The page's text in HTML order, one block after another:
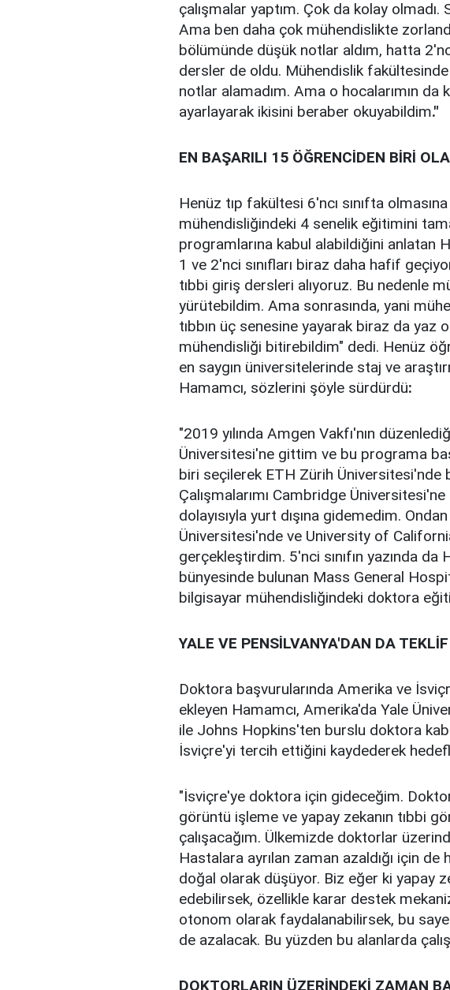
çalışmalar yaptım. Çok da kolay
Ama ben daha çok mühendislikte
bölümünde düşük notlar aldım, hatta
dersler de oldu. Mühendislik
notlar alamadım. Ama o hocalarımın da
ayarlayarak ikisini beraber okuyabildim."
EN BAŞARILI 15 ÖĞRENCİDEN BİRİ
Henüz tıp fakültesi 6'ncı sınıfta
mühendisliğindeki 4 senelik eğitimini
programlarına kabul alabildiğini anlatan
1 ve 2'nci sınıfları biraz daha hafif
tıbbi giriş dersleri alıyoruz. Bu nedenle
yürütebildim. Ama sonrasında, yani
tıbbın üç senesine yayarak biraz da yaz
mühendisliği bitirebildim" dedi. Henüz
en saygın üniversitelerinde staj ve
Hamamcı, sözlerini şöyle sürdürdü:
"2019 yılında Amgen Vakfı'nın
Üniversitesi'ne gittim ve bu programa
biri seçilerek ETH Zürih
Çalışmalarımı Cambridge
dolayısıyla yurt dışına gidemedim.
Üniversitesi'nde ve University of
gerçekleştirdim. 5'nci sınıfın yazında
bünyesinde bulunan Mass General
bilgisayar mühendisliğindeki doktora
YALE VE PENSİLVANYA'DAN DA
Doktora başvurularında Amerika ve
ekleyen Hamamcı, Amerika'da Yale
ile Johns Hopkins'ten burslu doktora
İsviçre'yi tercih ettiğini kaydederek
"İsviçre'ye doktora için gideceğim.
görüntü işleme ve yapay zekanın tıbbi
çalışacağım. Ülkemizde doktorlar
Hastalara ayrılan zaman azaldığı için de
doğal olarak düşüyor. Biz eğer ki yapay
edebilirsek, özellikle karar destek
otonom olarak faydalanabilirsek, bu
de azalacak. Bu yüzden bu alanlarda
DOKTORLARIN ÜZERİNDEKİ ZAMAN